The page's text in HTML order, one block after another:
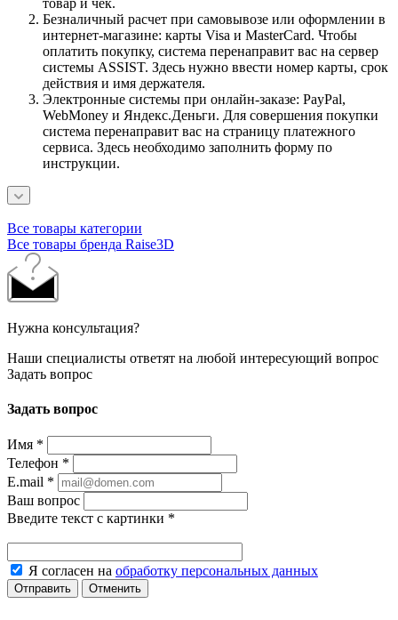
Безналичный расчет при самовывозе или оформлении в
интернет-магазине: карты Visa и MasterCard. Чтобы
оплатить покупку, система перенаправит вас на сервер
системы ASSIST. Здесь нужно ввести номер карты, срок
действия и имя держателя.
Электронные системы при онлайн-заказе: PayPal,
WebMoney и Яндекс.Деньги. Для совершения покупки
система перенаправит вас на страницу платежного
сервиса. Здесь необходимо заполнить форму по
инструкции.
Все товары категории
Все товары бренда Raise3D
Нужна консультация?
Наши специалисты ответят на любой интересующий вопрос
Задать вопрос
Задать вопрос
Имя *
Телефон *
E.mail *
Ваш вопрос
Введите текст с картинки *
Я согласен на обработку персональных данных
Отправить Отменить